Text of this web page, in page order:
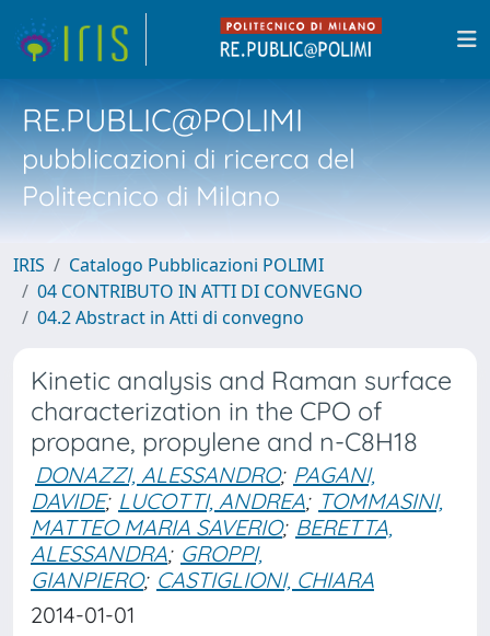
RE.PUBLIC@POLIMI
pubblicazioni di ricerca del
Politecnico di Milano
IRIS
Catalogo Pubblicazioni POLIMI
04 CONTRIBUTO IN ATTI DI CONVEGNO
04.2 Abstract in Atti di convegno
Kinetic analysis and Raman surface
characterization in the CPO of
propane, propylene and n-C8H18
DONAZZI, ALESSANDRO; PAGANI,
DAVIDE; LUCOTTI, ANDREA; TOMMASINI,
MATTEO MARIA SAVERIO; BERETTA,
ALESSANDRA; GROPPI,
GIANPIERO; CASTIGLIONI, CHIARA
2014-01-01